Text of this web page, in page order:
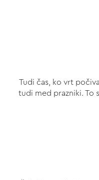
Tudi čas, ko vrt
tudi med prazniki. To